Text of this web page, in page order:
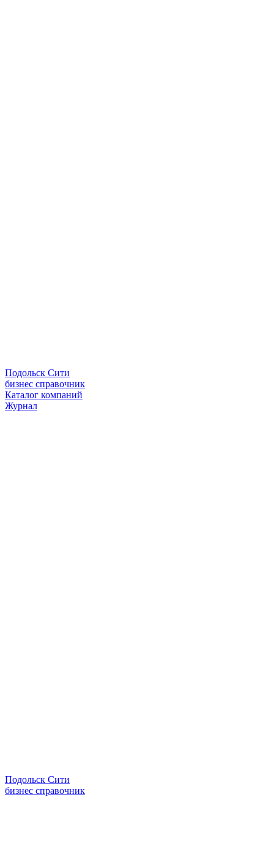
Подольск Сити
бизнес справочник
Каталог компаний
Журнал
Подольск Сити
бизнес справочник